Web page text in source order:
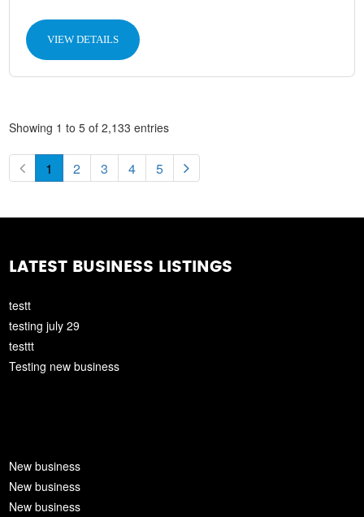
VIEW DETAILS
Showing 1 to 5 of 2,133 entries
1 2 3 4 5
LATEST BUSINESS LISTINGS
testt
testing july 29
testtt
Testing new business
New business
New business
New business